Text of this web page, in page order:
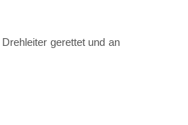
gerettet und an